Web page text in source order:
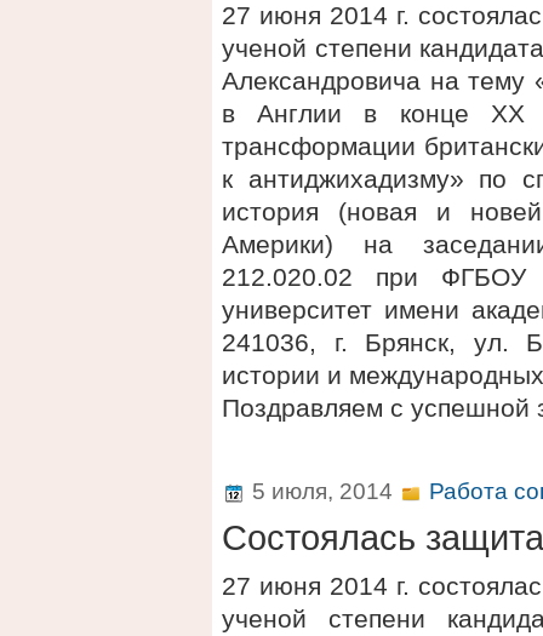
27 июня 2014 г.
ученой степени
Александровича на тему
в Англии в конце
трансформации
к антиджихадизму» по
история (новая и
Америки) на
212.020.02 при ФГБОУ
университет имени
241036, г. Брянск, ул.
истории и
Поздравляем с успешной
5 июля, 2014 Работа
Состоялась защита
27 июня 2014 г.
ученой степени